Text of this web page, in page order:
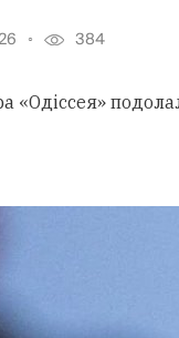
384
«Одіссея»